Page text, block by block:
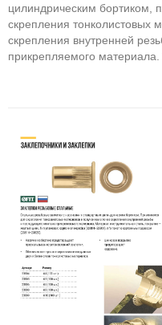
цилиндрическим бортиком,
скрепления тонколистовых
скрепления внутренней
прикрепляемого материала.